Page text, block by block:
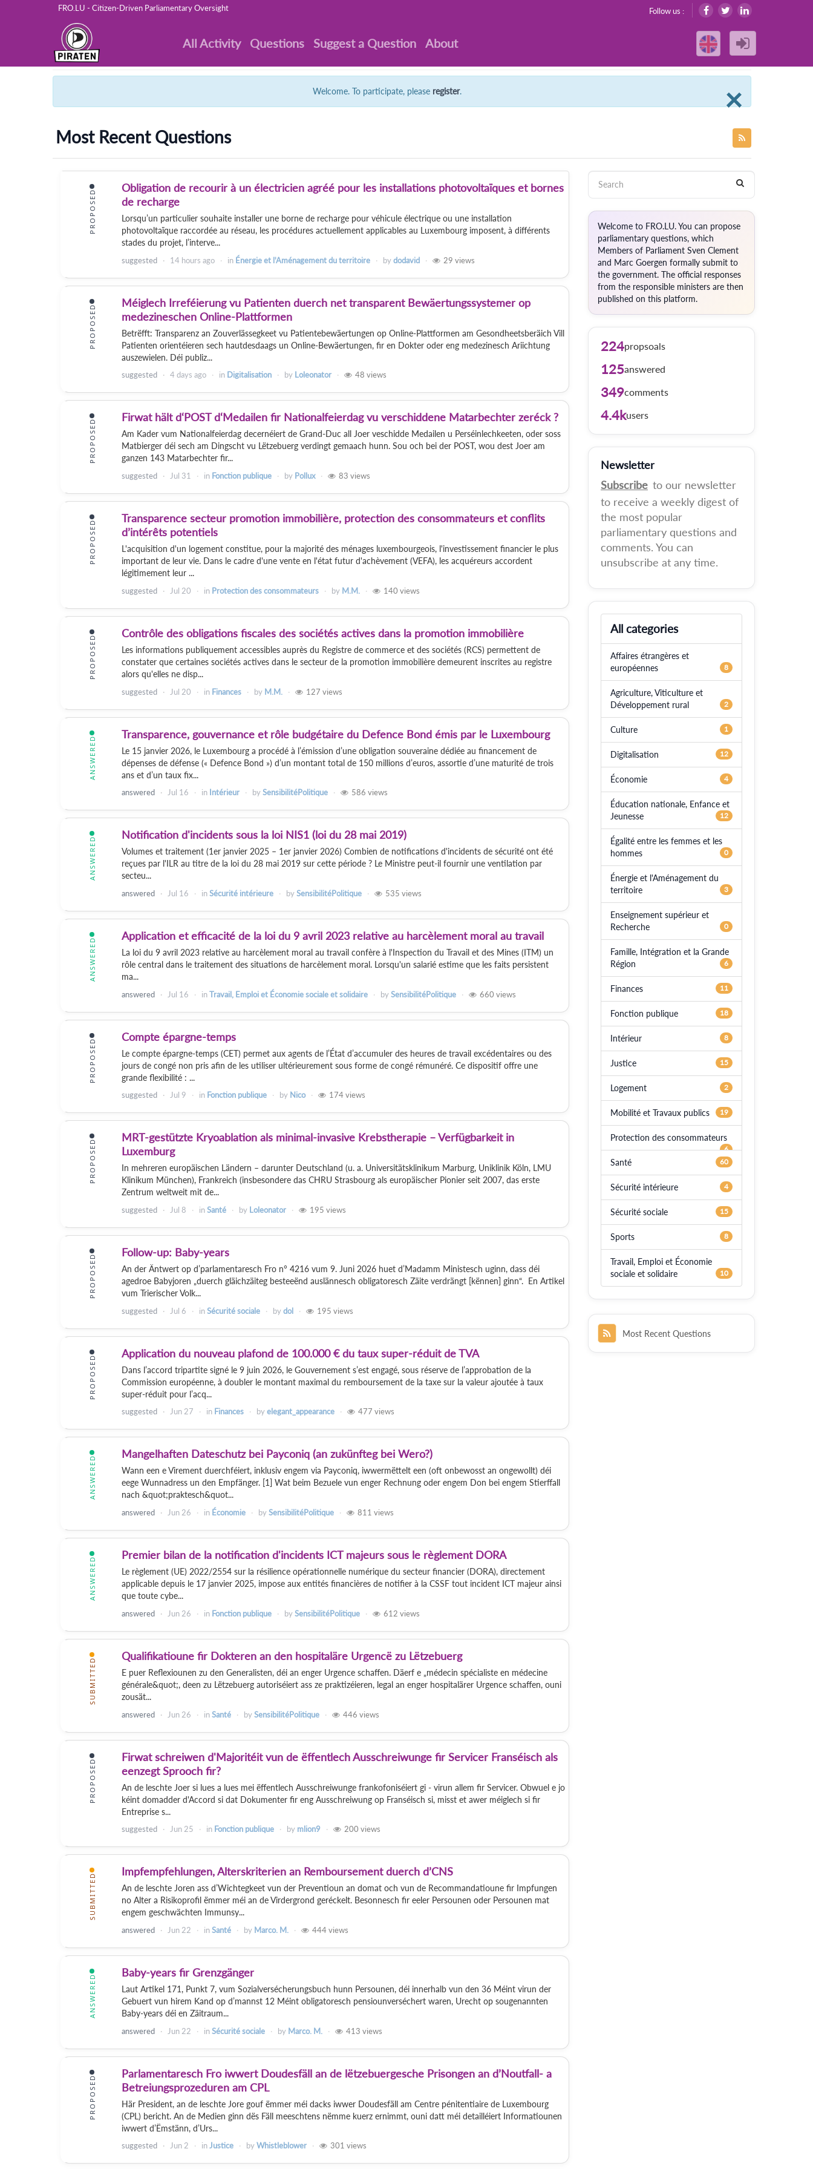
FRO.LU - Citizen-Driven Parliamentary Oversight Follow us :
All Activity Questions Suggest a Question About
×
Welcome. To participate, please register.
Most Recent Questions
PROPOSED
Obligation de recourir à un électricien agréé pour les installations photovoltaïques et bornes
de recharge
Lorsqu’un particulier souhaite installer une borne de recharge pour véhicule électrique ou une installation
photovoltaïque raccordée au réseau, les procédures actuellement applicables au Luxembourg imposent, à différents
stades du projet, l’interve...
suggested 14 hours ago in Énergie et l'Aménagement du territoire bydodavid 29 views
PROPOSED
Méiglech Irreféierung vu Patienten duerch net transparent Bewäertungssystemer op
medezineschen Online-Plattformen
Betrëfft: Transparenz an Zouverlässegkeet vu Patientebewäertungen op Online-Plattformen am Gesondheetsberäich Vill
Patienten orientéieren sech hautdesdaags un Online-Bewäertungen, fir en Dokter oder eng medezinesch Ariichtung
auszewielen. Déi publiz...
suggested 4 days ago in Digitalisation by Loleonator 48 views
PROPOSED
Firwat hält d‘POST d‘Medailen fir Nationalfeierdag vu verschiddene Matarbechter zeréck ?
Am Kader vum Nationalfeierdag decernéiert de Grand-Duc all Joer veschidde Medailen u Perséinlechkeeten, oder soss
Matbierger déi sech am Dingscht vu Lëtzebuerg verdingt gemaach hunn. Sou och bei der POST, wou dest Joer am
ganzen 143 Matarbechter fir...
suggested Jul 31 in Fonction publique by Pollux 83 views
PROPOSED
Transparence secteur promotion immobilière, protection des consommateurs et conflits
d’intérêts potentiels
L'acquisition d'un logement constitue, pour la majorité des ménages luxembourgeois, l'investissement financier le plus
important de leur vie. Dans le cadre d'une vente en l'état futur d'achèvement (VEFA), les acquéreurs accordent
légitimement leur ...
suggested Jul 20 in Protection des consommateurs by M.M. 140 views
PROPOSED
Contrôle des obligations fiscales des sociétés actives dans la promotion immobilière
Les informations publiquement accessibles auprès du Registre de commerce et des sociétés (RCS) permettent de
constater que certaines sociétés actives dans le secteur de la promotion immobilière demeurent inscrites au registre
alors qu'elles ne disp...
suggested Jul 20 in Finances by M.M. 127 views
ANSWERED
Transparence, gouvernance et rôle budgétaire du Defence Bond émis par le Luxembourg
Le 15 janvier 2026, le Luxembourg a procédé à l’émission d’une obligation souveraine dédiée au financement de
dépenses de défense (« Defence Bond ») d’un montant total de 150 millions d’euros, assortie d’une maturité de trois
ans et d’un taux fix...
answered Jul 16 in Intérieur bySensibilitéPolitique 586 views
ANSWERED
Notification d'incidents sous la loi NIS1 (loi du 28 mai 2019)
Volumes et traitement (1er janvier 2025 – 1er janvier 2026) Combien de notifications d'incidents de sécurité ont été
reçues par l'ILR au titre de la loi du 28 mai 2019 sur cette période ? Le Ministre peut-il fournir une ventilation par
secteu...
answered Jul 16 inSécurité intérieure bySensibilitéPolitique 535 views
ANSWERED
Application et efficacité de la loi du 9 avril 2023 relative au harcèlement moral au travail
La loi du 9 avril 2023 relative au harcèlement moral au travail confère à l'Inspection du Travail et des Mines (ITM) un
rôle central dans le traitement des situations de harcèlement moral. Lorsqu'un salarié estime que les faits persistent
ma...
answered Jul 16 inTravail, Emploi et Économie sociale et solidaire bySensibilitéPolitique 660 views
PROPOSED
Compte épargne-temps
Le compte épargne-temps (CET) permet aux agents de l’État d’accumuler des heures de travail excédentaires ou des
jours de congé non pris afin de les utiliser ultérieurement sous forme de congé rémunéré. Ce dispositif offre une
grande flexibilité : ...
suggested Jul 9 in Fonction publique by Nico 174 views
PROPOSED
MRT-gestützte Kryoablation als minimal-invasive Krebstherapie – Verfügbarkeit in
Luxemburg
In mehreren europäischen Ländern – darunter Deutschland (u. a. Universitätsklinikum Marburg, Uniklinik Köln, LMU
Klinikum München), Frankreich (insbesondere das CHRU Strasbourg als europäischer Pionier seit 2007, das erste
Zentrum weltweit mit de...
suggested Jul 8 inSanté by Loleonator 195 views
PROPOSED
Follow-up: Baby-years
An der Äntwert op d’parlamentaresch Fro n° 4216 vum 9. Juni 2026 huet d’Madamm Ministesch uginn, dass déi
agedroe Babyjoren „duerch gläichzäiteg besteeënd auslännesch obligatoresch Zäite verdrängt [kënnen] ginn“. En Artikel
vum Trierischer Volk...
suggested Jul 6 inSécurité sociale bydol 195 views
PROPOSED
Application du nouveau plafond de 100.000 € du taux super-réduit de TVA
Dans l’accord tripartite signé le 9 juin 2026, le Gouvernement s’est engagé, sous réserve de l’approbation de la
Commission européenne, à doubler le montant maximal du remboursement de la taxe sur la valeur ajoutée à taux
super-réduit pour l’acq...
suggested Jun 27 in Finances byelegant_appearance 477 views
ANSWERED
Mangelhaften Dateschutz bei Payconiq (an zukünfteg bei Wero?)
Wann een e Virement duerchféiert, inklusiv engem via Payconiq, iwwermëttelt een (oft onbewosst an ongewollt) déi
eege Wunnadress un den Empfänger. [1] Wat beim Bezuele vun enger Rechnung oder engem Don bei engem Stierffall
nach &quot;praktesch&quot...
answered Jun 26 in Économie bySensibilitéPolitique 811 views
ANSWERED
Premier bilan de la notification d'incidents ICT majeurs sous le règlement DORA
Le règlement (UE) 2022/2554 sur la résilience opérationnelle numérique du secteur financier (DORA), directement
applicable depuis le 17 janvier 2025, impose aux entités financières de notifier à la CSSF tout incident ICT majeur ainsi
que toute cybe...
answered Jun 26 in Fonction publique bySensibilitéPolitique 612 views
SUBMITTED
Qualifikatioune fir Dokteren an den hospitaläre Urgencë zu Lëtzebuerg
E puer Reflexiounen zu den Generalisten, déi an enger Urgence schaffen. Däerf e „médecin spécialiste en médecine
générale&quot;, deen zu Lëtzebuerg autoriséiert ass ze praktizéieren, legal an enger hospitalärer Urgence schaffen, ouni
zousät...
answered Jun 26 inSanté bySensibilitéPolitique 446 views
PROPOSED
Firwat schreiwen d'Majoritéit vun de ëffentlech Ausschreiwunge fir Servicer Franséisch als
eenzegt Sprooch fir?
An de leschte Joer si lues a lues mei ëffentlech Ausschreiwunge frankofoniséiert gi - virun allem fir Servicer. Obwuel e jo
kéint domadder d'Accord si dat Dokumenter fir eng Ausschreiwung op Franséisch si, misst et awer méiglech si fir
Entreprise s...
suggested Jun 25 in Fonction publique by mlion9 200 views
SUBMITTED
Impfempfehlungen, Alterskriterien an Remboursement duerch d’CNS
An de leschte Joren ass d’Wichtegkeet vun der Preventioun an domat och vun de Recommandatioune fir Impfungen
no Alter a Risikoprofil ëmmer méi an de Virdergrond geréckelt. Besonnesch fir eeler Persounen oder Persounen mat
engem geschwächten Immunsy...
answered Jun 22 inSanté by Marco. M. 444 views
ANSWERED
Baby-years fir Grenzgänger
Laut Artikel 171, Punkt 7, vum Sozialversécherungsbuch hunn Persounen, déi innerhalb vun den 36 Méint virun der
Gebuert vun hirem Kand op d’mannst 12 Méint obligatoresch pensiounverséchert waren, Urecht op sougenannten
Baby-years déi en Zäitraum...
answered Jun 22 inSécurité sociale by Marco. M. 413 views
PROPOSED
Parlamentaresch Fro iwwert Doudesfäll an de lëtzebuergesche Prisongen an d’Noutfall- a
Betreiungsprozeduren am CPL
Här President, an de leschte Jore gouf ëmmer méi dacks iwwer Doudesfäll am Centre pénitentiaire de Luxembourg
(CPL) bericht. An de Medien ginn dës Fäll meeschtens nëmme kuerz ernimmt, ouni datt méi detailléiert Informatiounen
iwwert d’Ëmstänn, d’Urs...
suggested Jun 2 inJustice byWhistleblower 301 views
Welcome to FRO.LU. You can propose
parliamentary questions, which
Members of Parliament Sven Clement
and Marc Goergen formally submit to
the government. The official responses
from the responsible ministers are then
published on this platform.
224propsoals
125answered
349comments
4.4kusers
Newsletter
Subscribe to our newsletter
to receive a weekly digest of
the most popular
parliamentary questions and
comments. You can
unsubscribe at any time.
All categories
Affaires étrangères et
européennes
8
Agriculture, Viticulture et
Développement rural
2
Culture 1
Digitalisation 12
Économie 4
Éducation nationale, Enfance et
Jeunesse
12
Égalité entre les femmes et les
hommes
0
Énergie et l'Aménagement du
territoire
3
Enseignement supérieur et
Recherche
0
Famille, Intégration et la Grande
Région
6
Finances 11
Fonction publique 18
Intérieur 8
Justice 15
Logement 2
Mobilité et Travaux publics 19
Protection des consommateurs
6
Santé 60
Sécurité intérieure 4
Sécurité sociale 15
Sports 8
Travail, Emploi et Économie
sociale et solidaire
10
Most Recent Questions